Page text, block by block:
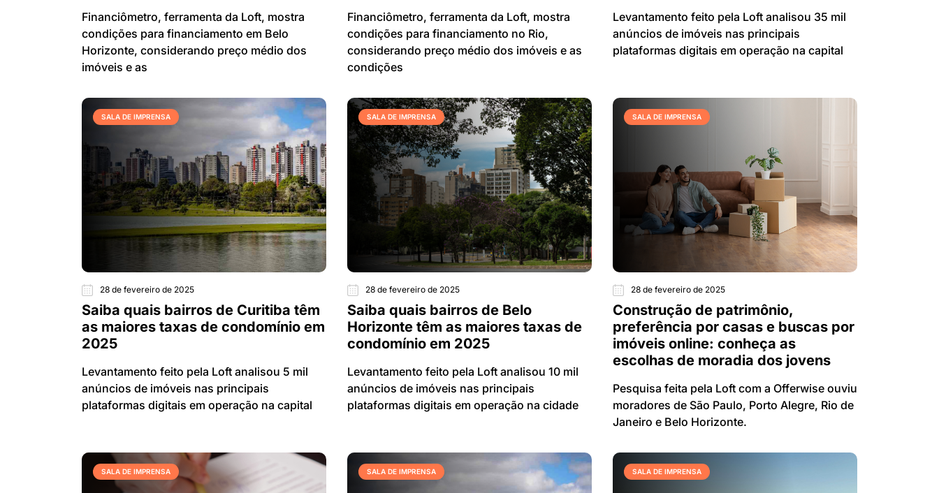
Financiômetro, ferramenta da Loft, mostra
condições para financiamento em Belo
Horizonte, considerando preço médio dos
imóveis e as
Financiômetro, ferramenta da Loft, mostra
condições para financiamento no Rio,
considerando preço médio dos imóveis e as
condições
Levantamento feito pela Loft analisou 35 mil
anúncios de imóveis nas principais
plataformas digitais em operação na capital
SALA DE IMPRENSA
28 de fevereiro de 2025
Saiba quais bairros de Curitiba têm
as maiores taxas de condomínio em
2025
Levantamento feito pela Loft analisou 5 mil
anúncios de imóveis nas principais
plataformas digitais em operação na capital
SALA DE IMPRENSA
28 de fevereiro de 2025
Saiba quais bairros de Belo
Horizonte têm as maiores taxas de
condomínio em 2025
Levantamento feito pela Loft analisou 10 mil
anúncios de imóveis nas principais
plataformas digitais em operação na cidade
SALA DE IMPRENSA
28 de fevereiro de 2025
Construção de patrimônio,
preferência por casas e buscas por
imóveis online: conheça as
escolhas de moradia dos jovens
Pesquisa feita pela Loft com a Offerwise ouviu
moradores de São Paulo, Porto Alegre, Rio de
Janeiro e Belo Horizonte.
SALA DE IMPRENSA SALA DE IMPRENSA SALA DE IMPRENSA